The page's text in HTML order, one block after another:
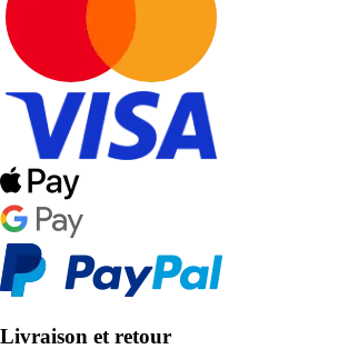
Livraison et retour